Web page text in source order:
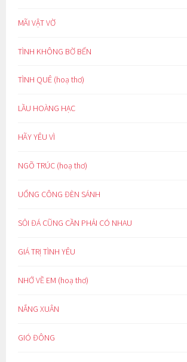
MÃI VẬT VỜ
TÌNH KHÔNG BỜ BẾN
TÌNH QUÊ (hoạ thơ)
LẦU HOÀNG HẠC
HÃY YÊU VÌ
NGÕ TRÚC (hoạ thơ)
UỔNG CÔNG ĐÈN SÁNH
SỎI ĐÁ CŨNG CẦN PHẢI CÓ NHAU
GIÁ TRỊ TÌNH YÊU
NHỚ VỀ EM (hoạ thơ)
NẮNG XUÂN
GIÓ ĐÔNG